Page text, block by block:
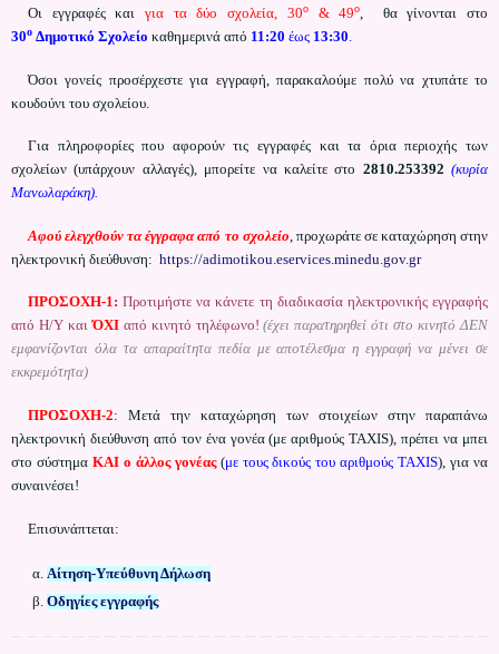
Οι εγγραφές καιγια τα δύο σχολεία, 30ο& 49ο, θα γίνονται στο
30ο Δημοτικό Σχολείο καθημερινά από 11:20 έως 13:30.
Όσοι γονείς προσέρχεστε για εγγραφή, παρακαλούμε πολύ να χτυπάτε το
κουδούνι του σχολείου.
Για πληροφορίες που αφορούν τις εγγραφές και τα όρια περιοχής των
σχολείων (υπάρχουν αλλαγές), μπορείτε να καλείτε στο 2810.253392 (κυρία
Μανωλαράκη).
Αφού ελεγχθούν τα έγγραφα από το σχολείο, προχωράτε σε καταχώρηση στην
ηλεκτρονική διεύθυνση: https://adimotikou.eservices.minedu.gov.gr
ΠΡΟΣΟΧΗ-1:Προτιμήστε να κάνετε τη διαδικασία ηλεκτρονικής εγγραφής
από Η/Υ καιΌΧΙ από κινητό τηλέφωνο!(έχει παρατηρηθεί ότι στο κινητό ΔΕΝ
εμφανίζονται όλα τα απαραίτητα πεδία με αποτέλεσμα η εγγραφή να μένει σε
εκκρεμότητα)
ΠΡΟΣΟΧΗ-2: Μετά την καταχώρηση των στοιχείων στην παραπάνω
ηλεκτρονική διεύθυνση από τον ένα γονέα (με αριθμούς TAXIS), πρέπει να μπει
στο σύστημα ΚΑΙ ο άλλος γονέας(με τους δικούς του αριθμούς TAXIS), για να
συναινέσει!
Επισυνάπτεται:
Αίτηση-Υπεύθυνη Δήλωση
Οδηγίες εγγραφής